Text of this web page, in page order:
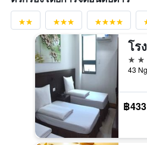
2 ดาว
฿433